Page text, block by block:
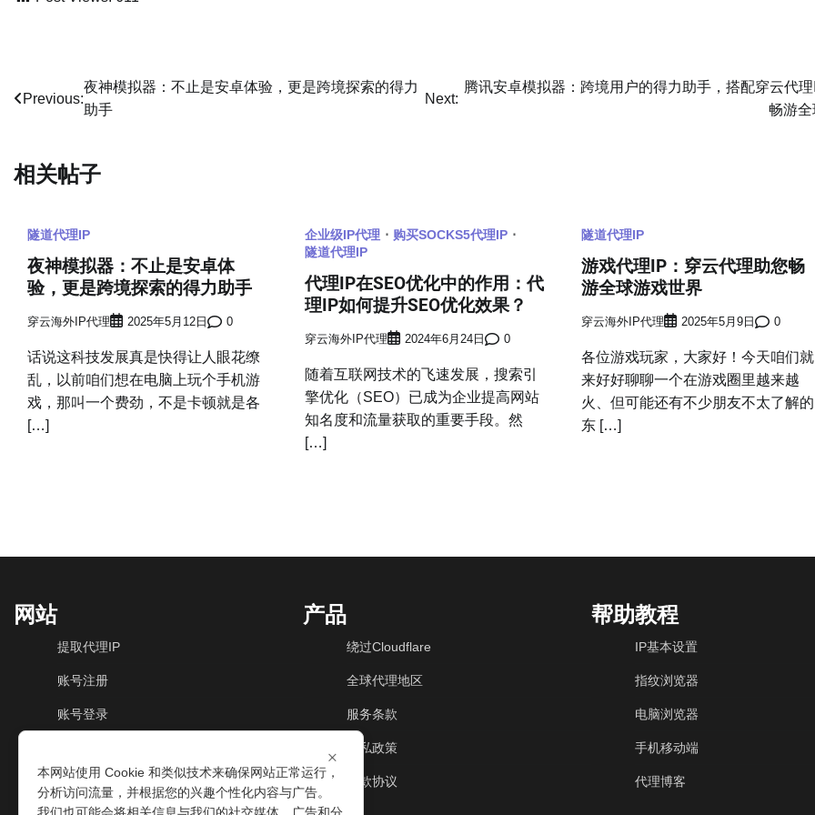
文
导
Previous:
夜神模拟器：不止是安卓体验，更是跨境探索的得力
助手
Next:
腾讯安卓模拟器：跨境用户的得力助手，搭配穿云代
畅游全
相关帖子
隧道代理IP
夜神模拟器：不止是安卓体
验，更是跨境探索的得力助手
穿云海外IP代理 2025年5月12日 0
话说这科技发展真是快得让人眼花缭
乱，以前咱们想在电脑上玩个手机游
戏，那叫一个费劲，不是卡顿就是各
[…]
企业级IP代理
购买SOCKS5代理IP
隧道代理IP
代理IP在SEO优化中的作用：代
理IP如何提升SEO优化效果？
穿云海外IP代理 2024年6月24日 0
随着互联网技术的飞速发展，搜索引
擎优化（SEO）已成为企业提高网站
知名度和流量获取的重要手段。然
[…]
隧道代理IP
游戏代理IP：穿云代理助您畅
游全球游戏世界
穿云海外IP代理 2025年5月9日 0
各位游戏玩家，大家好！今天咱们就
来好好聊聊一个在游戏圈里越来越
火、但可能还有不少朋友不太了解的
东 […]
网站
提取代理IP
账号注册
账号登录
动态机房IP
产品
绕过Cloudflare
全球代理地区
服务条款
隐私政策
退款协议
帮助教程
IP基本设置
指纹浏览器
电脑浏览器
手机移动端
代理博客
×
本网站使用 Cookie 和类似技术来确保网站正常运行，
分析访问流量，并根据您的兴趣个性化内容与广告。